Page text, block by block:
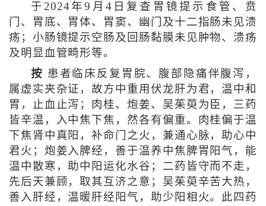
于2024年9月4日复查胃镜提示食管、贲
门、胃底、胃体、胃窦、幽门及十二指肠未见溃
疡；小肠镜提示空肠及回肠黏膜未见肿物、溃疡
及明显血管畸形等。
按 患者临床反复胃脘、腹部隐痛伴腹泻，
属虚实夹杂证，故方中重用伏龙肝为君，温中和
胃，止血止泻；肉桂、炮姜、吴茱萸为臣，三药
皆辛温，入中焦下焦，然各有偏重。肉桂偏于温
下焦肾中真阳，补命门之火，兼通心脉，助心中
君火；炮姜入脾经，善于温养中焦脾胃阳气，能
温中散寒，助中阳运化水谷；二药皆守而不走，
先后天兼顾，取其互济之意；吴茱萸辛苦大热，
善入肝经，温暖肝经阳气，助少阳相火。此四药